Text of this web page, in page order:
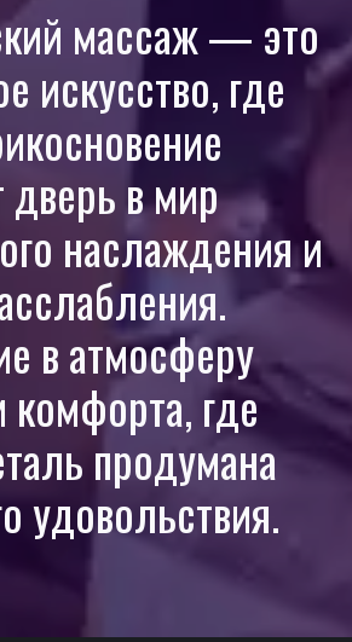
массаж — это
искусство, где
дверь в мир
наслаждения и
в атмосферу
где
продумана
удовольствия.